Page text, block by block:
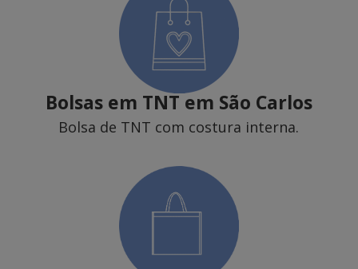
Bolsas em TNT em São Carlos
Bolsa de TNT com costura interna.